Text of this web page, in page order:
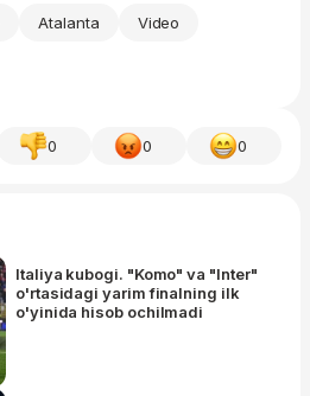
Atalanta Video
0 0 0
Italiya kubogi. "Komo" va "Inter"
o'rtasidagi yarim finalning ilk
o'yinida hisob ochilmadi